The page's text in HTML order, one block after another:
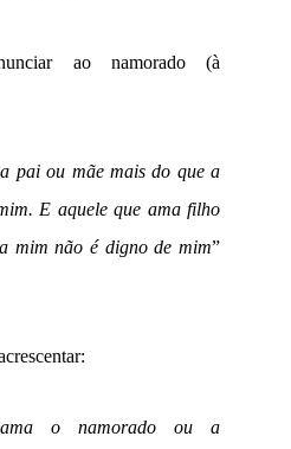
ao namorado (à
pai ou mãe mais do que a
E aquele que ama filho
mim não é digno de mim”
o namorado ou a